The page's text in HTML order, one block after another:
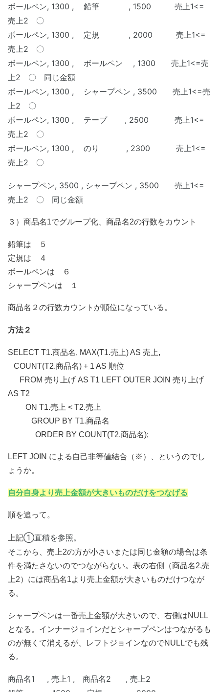
ボールペン, 1300 , 鉛筆 , 1500 売上1<=
売上2 〇
ボールペン, 1300 , 定規 , 2000 売上1<=
売上2 〇
ボールペン, 1300 , ボールペン , 1300 売上1<=売
上2 〇 同じ金額
ボールペン, 1300 , シャープペン , 3500 売上1<=売
上2 〇
ボールペン, 1300 , テープ , 2500 売上1<=
売上2 〇
ボールペン, 1300 , のり , 2300 売上1<=
売上2 〇
シャープペン, 3500 , シャープペン , 3500 売上1<=
売上2 〇 同じ金額
３）商品名1でグループ化、商品名2の行数をカウント
鉛筆は ５
定規は ４
ボールペンは ６
シャープペンは １
商品名２の行数カウントが順位になっている。
方法２
SELECT T1.商品名, MAX(T1.売上) AS 売上,
COUNT(T2.商品名) + 1 AS 順位
FROM 売り上げ AS T1 LEFT OUTER JOIN 売り上げ
AS T2
ON T1.売上 < T2.売上
GROUP BY T1.商品名
ORDER BY COUNT(T2.商品名);
LEFT JOIN による自己非等値結合（※）、というのでし
ょうか。
自分自身より売上金額が大きいものだけをつなげる
順を追って。
上記①直積を参照。
そこから、売上2の方が小さいまたは同じ金額の場合は条
件を満たさないのでつながらない。表の右側（商品名2,売
上2）には商品名1より売上金額が大きいものだけつなが
る。
シャープペンは一番売上金額が大きいので、右側はNULL
となる。インナージョインだとシャープペンはつながるも
のが無くて消えるが、レフトジョインなのでNULLでも残
る。
商品名1 , 売上1 , 商品名2 , 売上2